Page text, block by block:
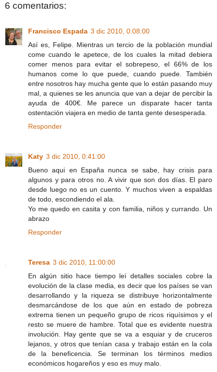
6 comentarios:
Francisco Espada 3 dic 2010, 0:08:00
Así es, Felipe. Mientras un tercio de la población mundial
come cuando le apetece, de los cuales la mitad debiera
comer menos para evitar el sobrepeso, el 66% de los
humanos come lo que puede, cuando puede. También
entre nosotros hay mucha gente que lo están pasando muy
mal, a quienes se les anuncia que van a dejar de percibir la
ayuda de 400€. Me parece un disparate hacer tanta
ostentación viajera en medio de tanta gente desesperada.
Responder
Katy 3 dic 2010, 0:41:00
Bueno aqui en España nunca se sabe, hay crisis para
algunos y para otros no. A vivir que son dos días. El paro
desde luego no es un cuento. Y muchos viven a espaldas
de todo, escondiendo el ala.
Yo me quedo en casita y con familia, niños y currando. Un
abrazo
Responder
Teresa 3 dic 2010, 11:00:00
En algún sitio hace tiempo leí detalles sociales cobre la
evolución de la clase media, es decir que los países se van
desarrollando y la riqueza se distribuye horizontalmente
desmarcándose de los que aún en estado de pobreza
extrema tienen un pequeño grupo de ricos riquísimos y el
resto se muere de hambre. Total que es evidente nuestra
involución. Hay gente que se va a esquiar y de cruceros
lejanos, y otros que tenían casa y trabajo están en la cola
de la beneficencia. Se terminan los términos medios
económicos hogareños y eso es muy malo.